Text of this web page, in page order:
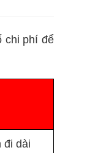
chi phí để
đi dài